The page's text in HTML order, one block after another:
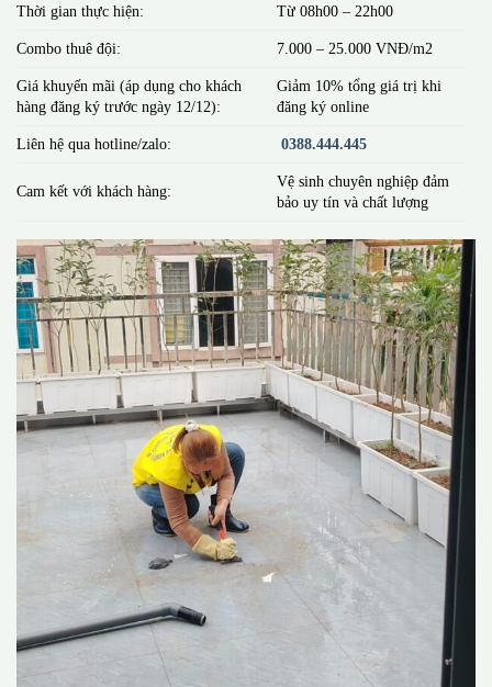
Thời gian thực hiện: Từ 08h00 – 22h00
Combo thuê đội: 7.000 – 25.000 VNĐ/m2
Giá khuyến mãi (áp dụng cho khách
hàng đăng ký trước ngày 12/12):
Giảm 10% tổng giá trị khi
đăng ký online
Liên hệ qua hotline/zalo: 0388.444.445
Cam kết với khách hàng:
Vệ sinh chuyên nghiệp đảm
bảo uy tín và chất lượng